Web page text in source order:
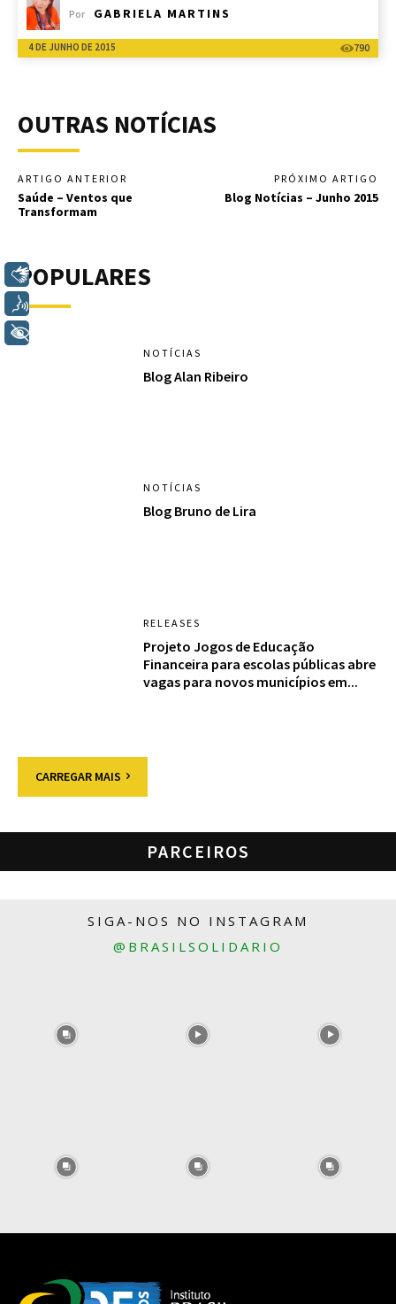
Por GABRIELA MARTINS
4 DE JUNHO DE 2015 790
OUTRAS NOTÍCIAS
ARTIGO ANTERIOR
Saúde – Ventos que
Transformam
PRÓXIMO ARTIGO
Blog Notícias – Junho 2015
POPULARES
NOTÍCIAS
Blog Alan Ribeiro
NOTÍCIAS
Blog Bruno de Lira
RELEASES
Projeto Jogos de Educação
Financeira para escolas públicas abre
vagas para novos municípios em...
CARREGAR MAIS
PARCEIROS
SIGA-NOS NO INSTAGRAM
@BRASILSOLIDARIO
Libras
Voz